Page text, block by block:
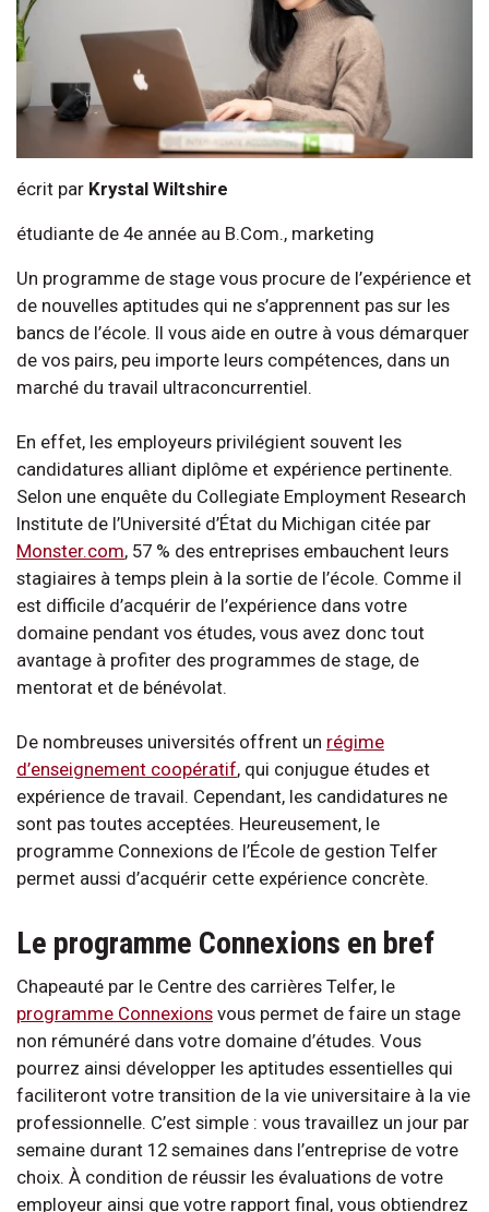
écrit par Krystal Wiltshire
étudiante de 4e année au B.Com., marketing
Un programme de stage vous procure de l’expérience et
de nouvelles aptitudes qui ne s’apprennent pas sur les
bancs de l’école. Il vous aide en outre à vous démarquer
de vos pairs, peu importe leurs compétences, dans un
marché du travail ultraconcurrentiel.
En effet, les employeurs privilégient souvent les
candidatures alliant diplôme et expérience pertinente.
Selon une enquête du Collegiate Employment Research
Institute de l’Université d’État du Michigan citée par
Monster.com, 57 % des entreprises embauchent leurs
stagiaires à temps plein à la sortie de l’école. Comme il
est difficile d’acquérir de l’expérience dans votre
domaine pendant vos études, vous avez donc tout
avantage à profiter des programmes de stage, de
mentorat et de bénévolat.
De nombreuses universités offrent un régime
d’enseignement coopératif, qui conjugue études et
expérience de travail. Cependant, les candidatures ne
sont pas toutes acceptées. Heureusement, le
programme Connexions de l’École de gestion Telfer
permet aussi d’acquérir cette expérience concrète.
Le programme Connexions en bref
Chapeauté par le Centre des carrières Telfer, le
programme Connexions vous permet de faire un stage
non rémunéré dans votre domaine d’études. Vous
pourrez ainsi développer les aptitudes essentielles qui
faciliteront votre transition de la vie universitaire à la vie
professionnelle. C’est simple : vous travaillez un jour par
semaine durant 12 semaines dans l’entreprise de votre
choix. À condition de réussir les évaluations de votre
employeur ainsi que votre rapport final, vous obtiendrez